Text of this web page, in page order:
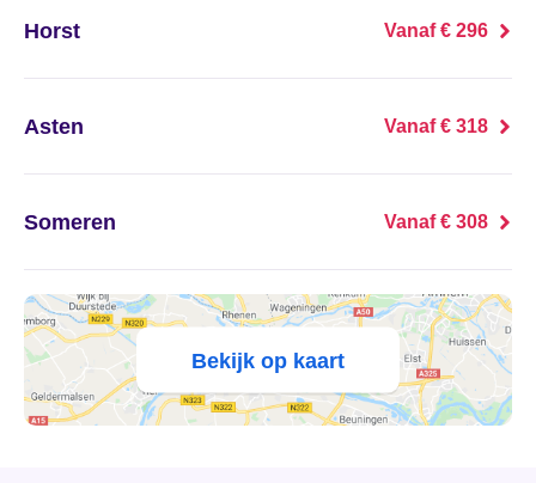
's Heerenberg
's Hertogenbosch
's-Graveland
't Goy
Horst Vanaf € 296
Asten Vanaf € 318
Someren Vanaf € 308
Bekijk op kaart